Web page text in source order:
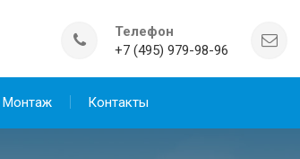
Телефон
+7 (495) 979-98-96
Монтаж Контакты